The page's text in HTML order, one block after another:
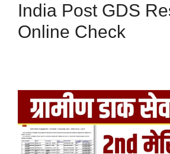
India Post GDS
Online Check